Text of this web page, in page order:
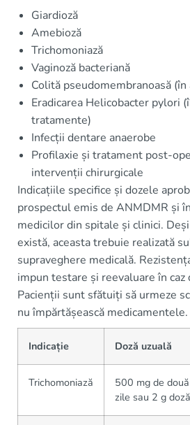
Giardioză
Amebioză
Trichomoniază
Vaginoză bacteriană
Colită pseudomembranoasă
Eradicarea Helicobacter pylori
tratamente)
Infecții dentare anaerobe
Profilaxie și tratament post-
intervenții chirurgicale
Indicațiile specifice și dozele
prospectul emis de ANMDMR și
medicilor din spitale și clinici.
există, aceasta trebuie realizată
supraveghere medicală.
impun testare și reevaluare în caz
Pacienții sunt sfătuiți să urmeze
nu împărtășească medicamentele.
Indicație Doză uzuală
Trichomoniază
500 mg de
zile sau 2 g